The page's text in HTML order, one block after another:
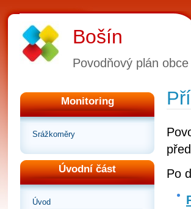
Bošín
Povodňový plán obce
Monitoring
Srážkoměry
Úvodní část
Úvod
Po